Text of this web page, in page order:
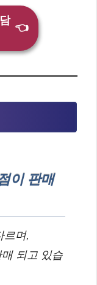
👈
이 판매
르며,
되고 있습